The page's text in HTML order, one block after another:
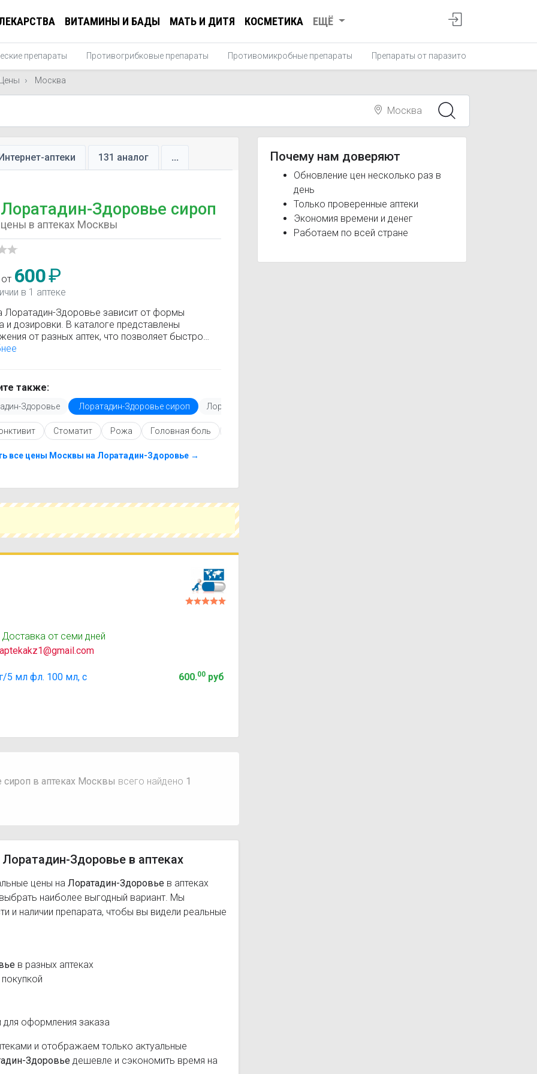
ВИТАМИНЫ И БАДЫ МАТЬ И ДИТЯ КОСМЕТИКА ЕЩЁ
препараты Противогрибковые препараты Противомикробные препараты Препараты от паразитов
Цены Москва
Москва
аптеки 131 аналог ...
Лоратадин-Здоровье сироп
цены в аптеках Москвы
600₽
в 1 аптеке
Лоратадин-Здоровье зависит от формы
и дозировки. В каталоге представлены
от разных аптек, что позволяет быстро
купить Лоратадин-Здоровье по минимальной
рекомендуется ознакомиться с
по применению, показаниями и
При необходимости вы можете
аналоги Лоратадин-Здоровье с похожим
веществом или более доступной ценой.
свой город и сравните предложения. Это
также:
Здоровье Лоратадин-Здоровье сироп Лоратадин-Здоровье таблетки
Стоматит Рожа Головная боль
все цены Москвы на Лоратадин-Здоровье →
от семи дней
aptekakz1@gmail.com
мл фл. 100 мл, с
600.00руб
в аптеках Москвы всего найдено 1
Здоровье в аптеках
цены на Лоратадин-Здоровье в аптеках
наиболее выгодный вариант. Мы
и наличии препарата, чтобы вы видели реальные
в разных аптеках
для оформления заказа
и отображаем только актуальные
Здоровье дешевле и сэкономить время на
Почему нам доверяют
Обновление цен несколько раз в
день
Только проверенные аптеки
Экономия времени и денег
Работаем по всей стране